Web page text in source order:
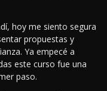
hoy me siento segura
propuestas y
Ya empecé a
este curso fue una
paso.